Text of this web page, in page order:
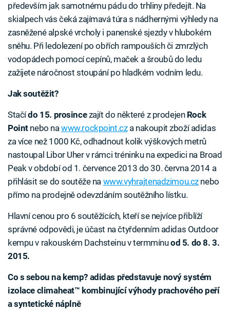
především jak samotnému pádu do trhliny předejít. Na
skialpech vás čeká zajímavá túra s nádhernými výhledy na
zasněžené alpské vrcholy i panenské sjezdy v hlubokém
sněhu. Při ledolezení po obřích rampouších či zmrzlých
vodopádech pomocí cepínů, maček a šroubů do ledu
zažijete náročnost stoupání po hladkém vodním ledu.
Jak soutěžit?
Stačído 15. prosincezajít do některé z prodejen Rock
Pointnebo nawww.rockpoint.cza nakoupit zboží adidas
za více než 1000 Kč, odhadnout kolik výškových metrů
nastoupal Libor Uher v rámci tréninku na expedici na Broad
Peak v období od 1. července 2013 do 30. června 2014 a
přihlásit se do soutěže na www.vyhrajtenadzimou.cznebo
přímo na prodejně odevzdáním soutěžního lístku.
Hlavní cenou pro 6 soutěžících, kteří se nejvíce přiblíží
správné odpovědi, je účast na čtyřdenním adidas Outdoor
kempu v rakouském Dachsteinu v termmínuod 5. do 8. 3.
2015.
Co s sebou na kemp? adidas představuje nový systém
izolace climaheat™ kombinující výhody prachového peří
a syntetické náplně